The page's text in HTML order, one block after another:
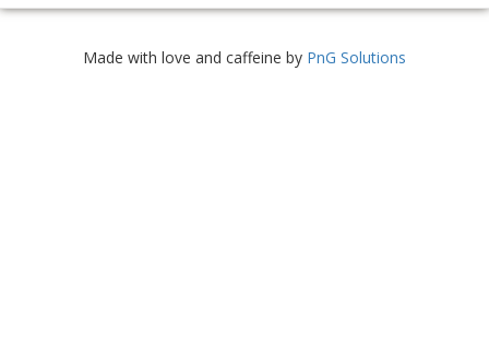
Made with love and caffeine by PnG Solutions